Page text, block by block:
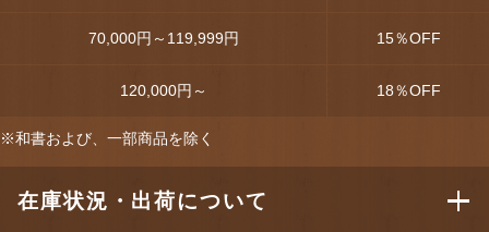
70,000円～119,999円 15％OFF
120,000円～ 18％OFF
※和書および、一部商品を除く
在庫状況・出荷について